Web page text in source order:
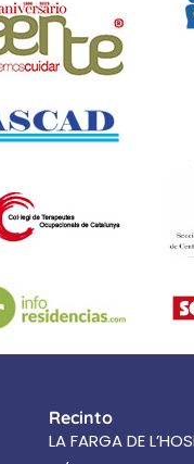
Recinto
LA FARGA DE